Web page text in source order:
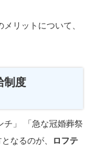
リットについて、
制度
チ」 「急な冠婚葬祭
なるのが、
ロフテ